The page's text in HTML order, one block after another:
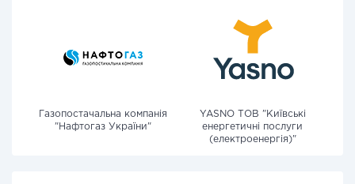
Газопостачальна компанія
"Нафтогаз України"
YASNO ТОВ "Київські
енергетичні послуги
(електроенергія)"